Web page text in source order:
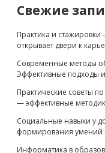
Sidebar
Свежие
Практика и
открывает двери к
Современные методы
Эффективные подходы
Практические советы
— эффективные
Социальные навыки у
формирования умений
Информатика в